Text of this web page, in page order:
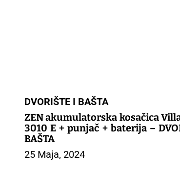
DVORIŠTE I BAŠTA
ZEN akumulatorska kosačica
3010 E + punjač + baterija –
BAŠTA
25 Maja, 2024